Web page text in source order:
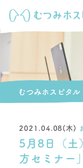
むつみホスピタ
2021.04.08(木)
5月8日（土
方セミナー